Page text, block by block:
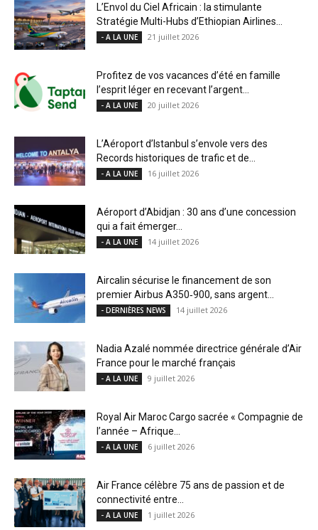
L’Envol du Ciel Africain : la stimulante
Stratégie Multi-Hubs d’Ethiopian Airlines...
- A LA UNE 21 juillet 2026
Profitez de vos vacances d’été en famille
l’esprit léger en recevant l’argent...
- A LA UNE 20 juillet 2026
L’Aéroport d’Istanbul s’envole vers des
Records historiques de trafic et de...
- A LA UNE 16 juillet 2026
Aéroport d’Abidjan : 30 ans d’une concession
qui a fait émerger...
- A LA UNE 14 juillet 2026
Aircalin sécurise le financement de son
premier Airbus A350‑900, sans argent...
- DERNIÈRES NEWS 14 juillet 2026
Nadia Azalé nommée directrice générale d’Air
France pour le marché français
- A LA UNE 9 juillet 2026
Royal Air Maroc Cargo sacrée « Compagnie de
l’année – Afrique...
- A LA UNE 6 juillet 2026
Air France célèbre 75 ans de passion et de
connectivité entre...
- A LA UNE 1 juillet 2026